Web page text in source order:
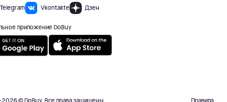
Telegram
Vkontakte Дзен
приложение DoBuy
© DoBuy. Все права защищены Правила